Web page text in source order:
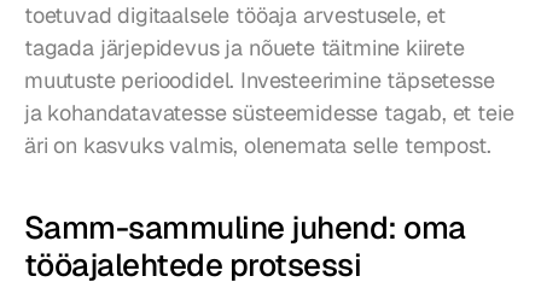
toetuvad digitaalsele tööaja arvestusele, et
tagada järjepidevus ja nõuete täitmine kiirete
muutuste perioodidel. Investeerimine täpsetesse
ja kohandatavatesse süsteemidesse tagab, et teie
äri on kasvuks valmis, olenemata selle tempost.
Samm-sammuline juhend: oma
tööajalehtede protsessi